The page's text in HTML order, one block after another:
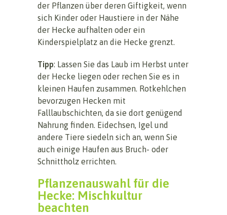
der Pflanzen über deren Giftigkeit, wenn
sich Kinder oder Haustiere in der Nähe
der Hecke aufhalten oder ein
Kinderspielplatz an die Hecke grenzt.
Tipp: Lassen Sie das Laub im Herbst unter
der Hecke liegen oder rechen Sie es in
kleinen Haufen zusammen. Rotkehlchen
bevorzugen Hecken mit
Falllaubschichten, da sie dort genügend
Nahrung finden. Eidechsen, Igel und
andere Tiere siedeln sich an, wenn Sie
auch einige Haufen aus Bruch- oder
Schnittholz errichten.
Pflanzenauswahl für die
Hecke: Mischkultur
beachten